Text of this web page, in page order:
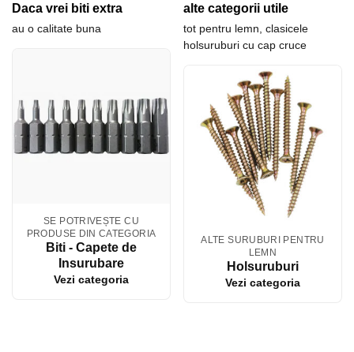
Daca vrei biti extra
au o calitate buna
SE POTRIVEȘTE CU
PRODUSE DIN CATEGORIA
Biti - Capete de
Insurubare
Vezi categoria
alte categorii utile
tot pentru lemn, clasicele
holsuruburi cu cap cruce
ALTE SURUBURI PENTRU
LEMN
Holsuruburi
Vezi categoria